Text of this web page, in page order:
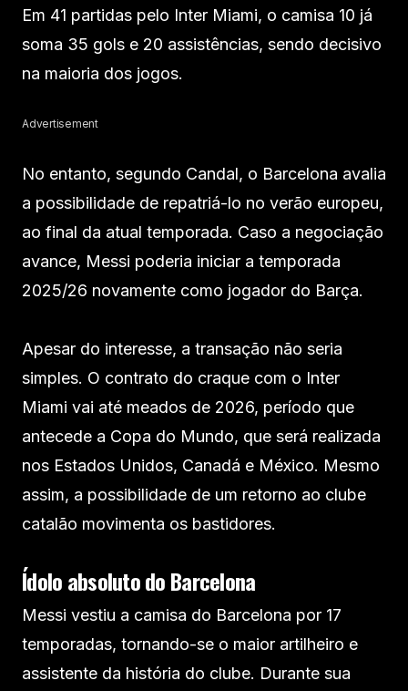
Em 41 partidas pelo Inter Miami, o camisa 10 já
soma 35 gols e 20 assistências, sendo decisivo
na maioria dos jogos.
Advertisement
No entanto, segundo Candal, o Barcelona avalia
a possibilidade de repatriá-lo no verão europeu,
ao final da atual temporada. Caso a negociação
avance, Messi poderia iniciar a temporada
2025/26 novamente como jogador do Barça.
Apesar do interesse, a transação não seria
simples. O contrato do craque com o Inter
Miami vai até meados de 2026, período que
antecede a Copa do Mundo, que será realizada
nos Estados Unidos, Canadá e México. Mesmo
assim, a possibilidade de um retorno ao clube
catalão movimenta os bastidores.
Ídolo absoluto do Barcelona
Messi vestiu a camisa do Barcelona por 17
temporadas, tornando-se o maior artilheiro e
assistente da história do clube. Durante sua